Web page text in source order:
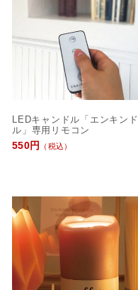
LEDキャンドル「エンキンド
ル」専用リモコン
550円
（税込）